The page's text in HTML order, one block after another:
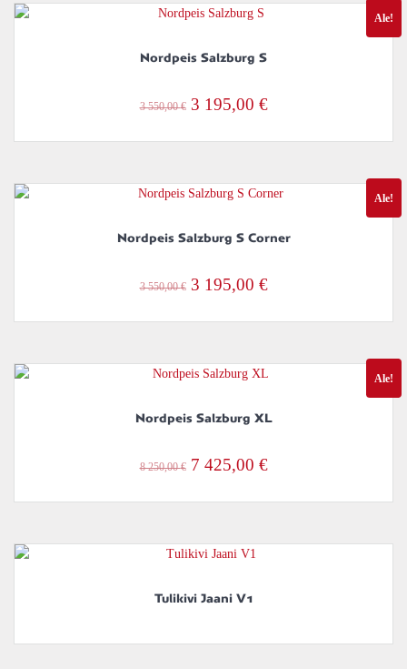
290,00 €.
Ale!
Nordpeis Salzburg S
3 550,00€ Alkuperäinen
3
550,00 €.
3 195,00 €Nykyinen
3
Ale!
Nordpeis Salzburg S Corner
3 550,00€ Alkuperäinen
3
550,00 €.
3 195,00 €Nykyinen
3
Ale!
Nordpeis Salzburg XL
8 250,00€ Alkuperäinen
8
7 425,00 €Nykyinen
7
Tulikivi Jaani V1